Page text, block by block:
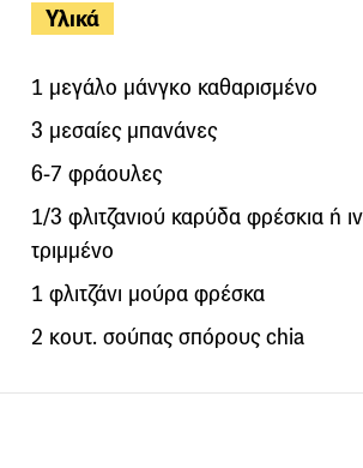
Υλικά
1 μεγάλο μάνγκο καθαρισμένο
3 μεσαίες μπανάνες
6-7 φράουλες
1/3 φλιτζανιού καρύδα φρέσκια ή
τριμμένο
1 φλιτζάνι μούρα φρέσκα
2 κουτ. σούπας σπόρους chia